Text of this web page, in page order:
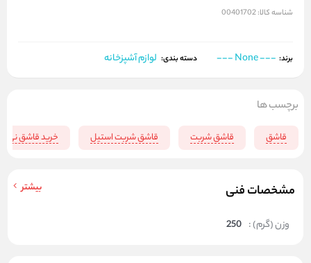
شناسه کالا:00401702
برند: --- None --- دسته بندی: لوازم آشپزخانه
مشخصات فنی بیشتر
وزن (گرم) : 250
برچسب ها
قاشق قاشق شربت قاشق شربت استیل خرید قاشق نی